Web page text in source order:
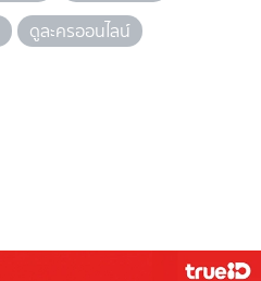
ดูละครออนไลน์